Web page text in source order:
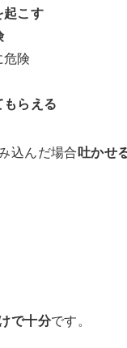
起こす
険
らえる
込んだ場合吐かせ
で十分です。